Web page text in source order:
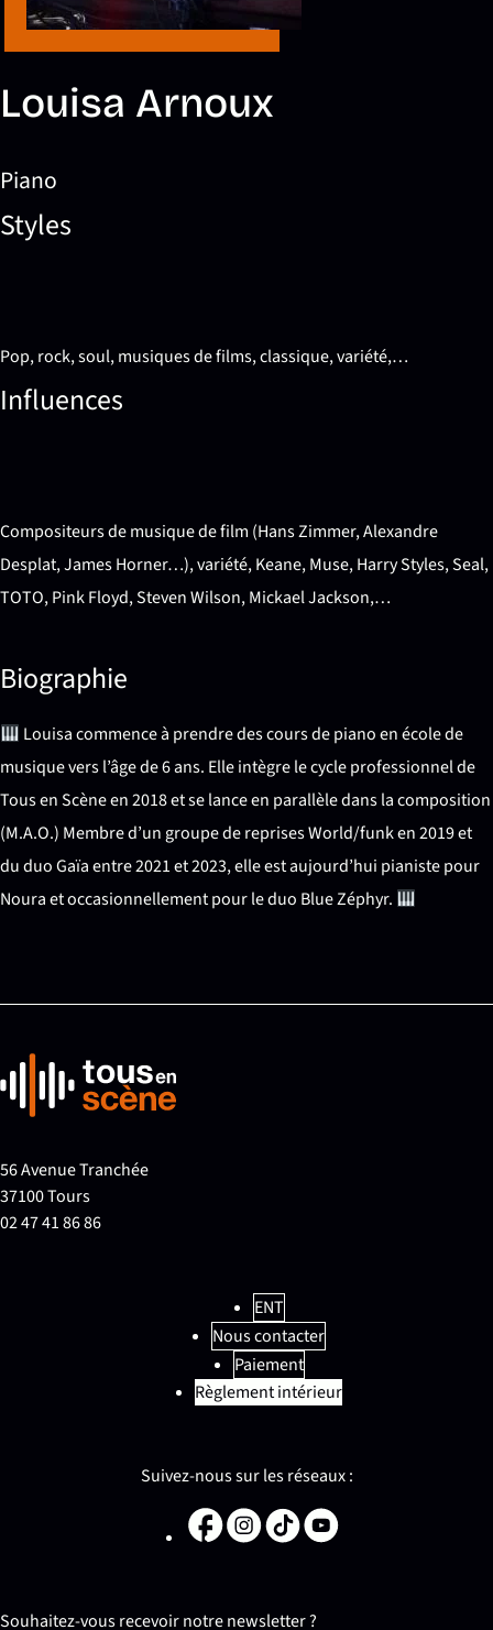
Louisa Arnoux
Piano
Styles
Pop, rock, soul, musiques de films, classique, variété,…
Influences
Compositeurs de musique de film (Hans Zimmer, Alexandre
Desplat, James Horner…), variété, Keane, Muse, Harry Styles, Seal,
TOTO, Pink Floyd, Steven Wilson, Mickael Jackson,…
Biographie
Louisa commence à prendre des cours de piano en école de
musique vers l’âge de 6 ans. Elle intègre le cycle professionnel de
Tous en Scène en 2018 et se lance en parallèle dans la composition
(M.A.O.) Membre d’un groupe de reprises World/funk en 2019 et
du duo Gaïa entre 2021 et 2023, elle est aujourd’hui pianiste pour
Noura et occasionnellement pour le duo Blue Zéphyr.
56 Avenue Tranchée
37100 Tours
02 47 41 86 86
ENT
Nous contacter
Paiement
Règlement intérieur
Suivez-nous sur les réseaux :
Souhaitez-vous recevoir notre newsletter ?